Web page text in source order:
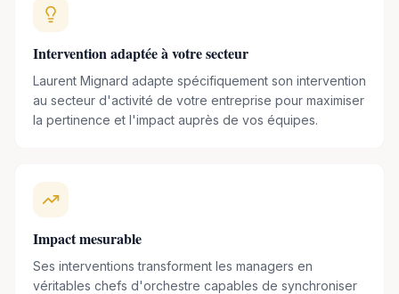
de création musicale. Son immersion au coeur de l’oeuvre
de Duke Ellington, le talent de ses musiciens et le caractère
Duke Ellington Music Society », qui consacre « Laurent
Mignard Duke Orchestra » comme le meilleur orchestre
jeune public,Laurent sort en 2018, un nouvel album intitulé
« Jazzy Poppins ».
Intervention adaptée à votre secteur
Laurent Mignard adapte spécifiquement son intervention
au secteur d'activité de votre entreprise pour maximiser
la pertinence et l'impact auprès de vos équipes.
Impact mesurable
Ses interventions transforment les managers en
véritables chefs d'orchestre capables de synchroniser